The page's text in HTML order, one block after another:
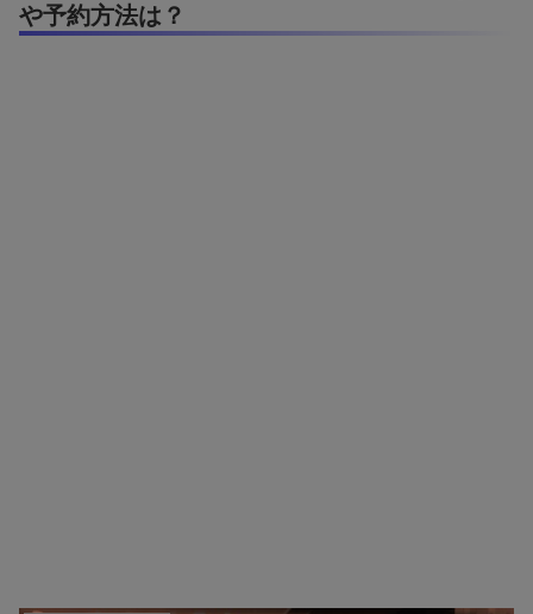
や予約方法は？